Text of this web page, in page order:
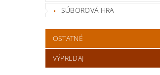
SÚBOROVÁ HRA
OSTATNÉ
VÝPREDAJ